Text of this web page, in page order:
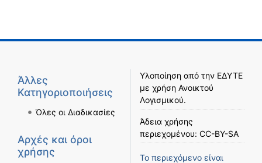
Άλλες
Κατηγοριοποιήσεις
Όλες οι Διαδικασίες
Αρχές και όροι
χρήσης
Υλοποίηση από την ΕΔΥΤΕ
με χρήση Ανοικτού
Λογισμικού.
Άδεια χρήσης
περιεχομένου: CC-BY-SA
Το περιεχόμενο είναι